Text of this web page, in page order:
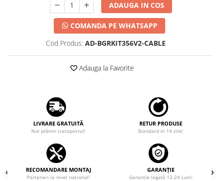
ADAUGA IN COS
COMANDA PE WHATSAPP
Cod Produs: AD-BGRKIT356V2-CABLE
Adauga la Favorite
LIVRARE GRATUITĂ
Noi plătim transportul!
RETUR PRODUSE
Standard in 14 zile!
RECOMANDARE MONTAJ
Parteneri la nivel național!
GARANȚIE
Garanţie legală 12-24 Luni!